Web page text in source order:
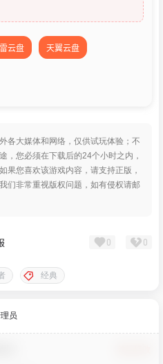
云盘 天翼云盘
各大媒体和网络，仅供试玩体验；不
，您必须在下载后的24个小时之内，
果您喜欢该游戏内容，请支持正版，
们非常重视版权问题，如有侵权请邮
0 0
经典
员